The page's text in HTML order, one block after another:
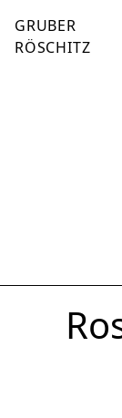
GRUBER
RÖSCHITZ